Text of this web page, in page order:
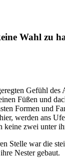
Wahl zu
Gefühl des
Füßen und
Formen und
werden ans
keine zwei unter
Stelle war die
Nester gebaut.